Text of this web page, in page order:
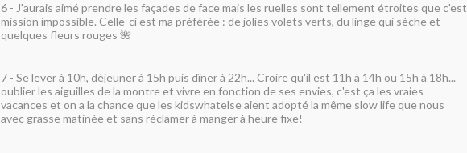
6 - J'aurais aimé prendre les façades de face mais les ruelles sont tellement étroites que c'est
mission impossible. Celle-ci est ma préférée : de jolies volets verts, du linge qui sèche et
quelques fleurs rouges 🌺
7 - Se lever à 10h, déjeuner à 15h puis dîner à 22h... Croire qu'il est 11h à 14h ou 15h à 18h...
oublier les aiguilles de la montre et vivre en fonction de ses envies, c'est ça les vraies
vacances et on a la chance que les kidswhatelse aient adopté la même slow life que nous
avec grasse matinée et sans réclamer à manger à heure fixe!